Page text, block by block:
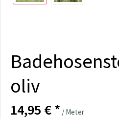
oliv
14,95 € * / Meter